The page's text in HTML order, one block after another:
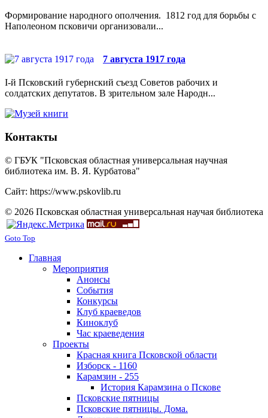
Формирование народного ополчения. 1812 год для борьбы с
Наполеоном псковичи организовали...
7 августа 1917 года
I-й Псковский губернский съезд Советов рабочих и
солдатских депутатов. В зрительном зале Народн...
Контакты
© ГБУК "Псковская областная универсальная научная
библиотека им. В. Я. Курбатова"
Сайт: https://www.pskovlib.ru
© 2026 Псковская областная универсальная научая библиотека
Goto Top
Главная
Мероприятия
Анонсы
События
Конкурсы
Клуб краеведов
Киноклуб
Час краеведения
Проекты
Красная книга Псковской области
Изборск - 1160
Карамзин - 255
История Карамзина о Пскове
Псковские пятницы
Псковские пятницы. Дома.